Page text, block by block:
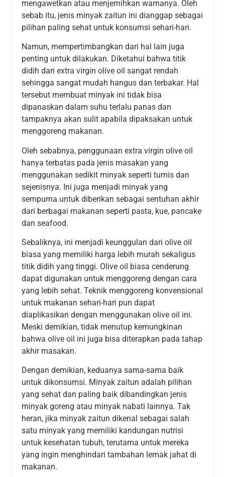
mengawetkan atau menjernihkan warnanya. Oleh
sebab itu, jenis minyak zaitun ini dianggap sebagai
pilihan paling sehat untuk konsumsi sehari-hari.
Namun, mempertimbangkan dari hal lain juga
penting untuk dilakukan. Diketahui bahwa titik
didih dari extra virgin olive oil sangat rendah
sehingga sangat mudah hangus dan terbakar. Hal
tersebut membuat minyak ini tidak bisa
dipanaskan dalam suhu terlalu panas dan
tampaknya akan sulit apabila dipaksakan untuk
menggoreng makanan.
Oleh sebabnya, penggunaan extra virgin olive oil
hanya terbatas pada jenis masakan yang
menggunakan sedikit minyak seperti tumis dan
sejenisnya. Ini juga menjadi minyak yang
sempurna untuk diberikan sebagai sentuhan akhir
dari berbagai makanan seperti pasta, kue, pancake
dan seafood.
Sebaliknya, ini menjadi keunggulan dari olive oil
biasa yang memiliki harga lebih murah sekaligus
titik didih yang tinggi. Olive oil biasa cenderung
dapat digunakan untuk menggoreng dengan cara
yang lebih sehat. Teknik menggoreng konvensional
untuk makanan sehari-hari pun dapat
diaplikasikan dengan menggunakan olive oil ini.
Meski demikian, tidak menutup kemungkinan
bahwa olive oil ini juga bisa diterapkan pada tahap
akhir masakan.
Dengan demikian, keduanya sama-sama baik
untuk dikonsumsi. Minyak zaitun adalah pilihan
yang sehat dan paling baik dibandingkan jenis
minyak goreng atau minyak nabati lainnya. Tak
heran, jika minyak zaitun dikenal sebagai salah
satu minyak yang memiliki kandungan nutrisi
untuk kesehatan tubuh, terutama untuk mereka
yang ingin menghindari tambahan lemak jahat di
makanan.